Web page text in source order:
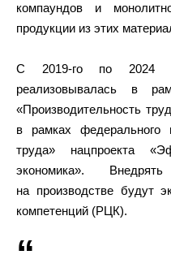
компаундов и
продукции из этих
С 2019-го по 2024
реализовывалась в
«Производительность
в рамках федерального
труда» нацпроекта
экономика».
на производстве будут
компетенций (РЦК).